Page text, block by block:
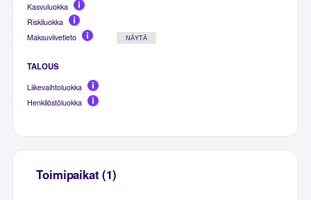
Kasvuluokka
Riskiluokka
Maksuviivetieto
NÄYTÄ
TALOUS
Liikevaihtoluokka
Henkilöstöluokka
Toimipaikat (1)